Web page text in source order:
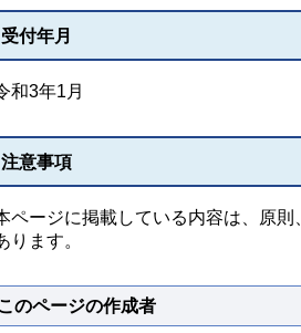
受付年月
和3年1月
注意事項
ページに掲載している内容は、原
ります。
のページの作成者